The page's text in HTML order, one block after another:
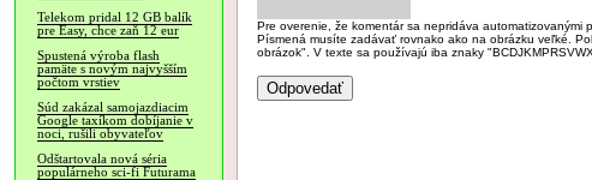
Telekom pridal 12 GB balík
pre Easy, chce zaň 12 eur
Spustená výroba flash
pamäte s novým najvyšším
počtom vrstiev
Súd zakázal samojazdiacim
Google taxíkom dobíjanie v
noci, rušili obyvateľov
Odštartovala nová séria
populárneho sci-fi Futurama
Pre overenie, že komentár sa nepridáva automatizovanými
Písmená musíte zadávať rovnako ako na obrázku veľké.
obrázok". V texte sa používajú iba znaky